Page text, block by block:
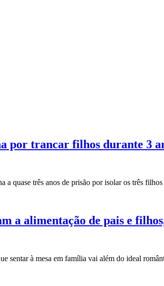
por trancar filhos durante 3
a quase três anos de prisão por isolar os três
a alimentação de pais e
sentar à mesa em família vai além do ideal